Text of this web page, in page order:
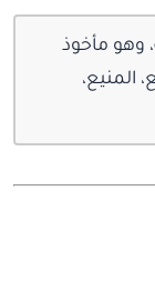
وهو مأخوذ
المنيع،